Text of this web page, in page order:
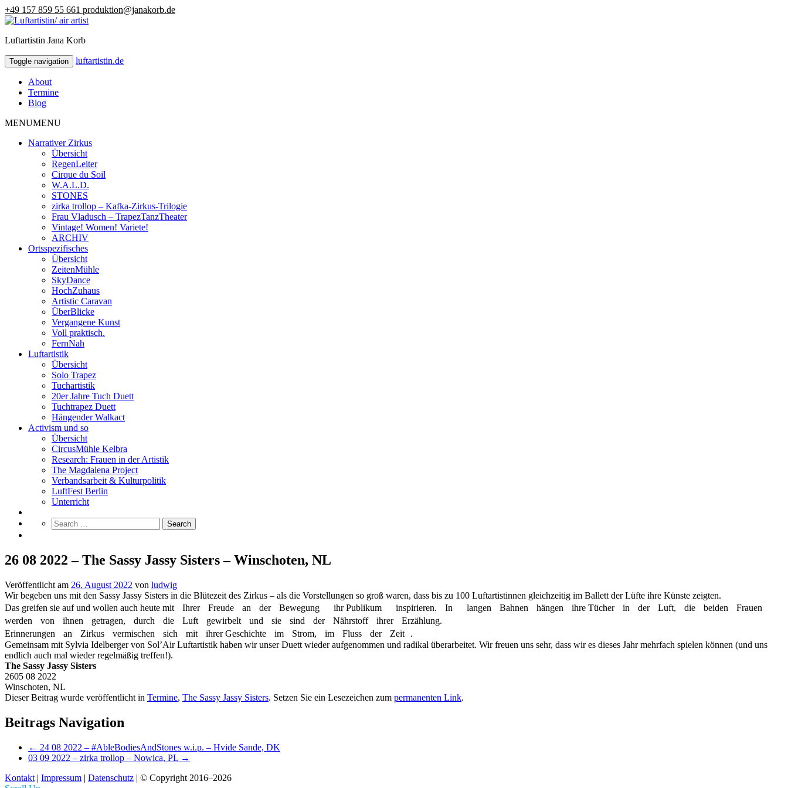
+49 157 859 55 661 produktion@janakorb.de
luftartistin.de
Luftartistin Jana Korb
Toggle navigation luftartistin.de
About
Termine
Blog
MENUMENU
Narrativer Zirkus
Übersicht
RegenLeiter
Cirque du Soil
W.A.L.D.
STONES
zirka trollop – Kafka-Zirkus-Trilogie
Frau Vladusch – TrapezTanzTheater
Vintage! Women! Variete!
ARCHIV
Ortsspezifisches
Übersicht
ZeitenMühle
SkyDance
HochZuhaus
Artistic Caravan
ÜberBlicke
Vergangene Kunst
Voll praktisch.
FernNah
Luftartistik
Übersicht
Solo Trapez
Tuchartistik
20er Jahre Tuch Duett
Tuchtrapez Duett
Hängender Walkact
Activism und so
Übersicht
CircusMühle Kelbra
Research: Frauen in der Artistik
The Magdalena Project
Verbandsarbeit & Kulturpolitik
LuftFest Berlin
Unterricht
26 08 2022 – The Sassy Jassy Sisters – Winschoten, NL
Veröffentlicht am 26. August 2022 von ludwig
Wir begeben uns mit den Sassy Jassy Sisters in die Blütezeit des Zirkus – als die Vorstellungen so groß waren, dass bis zu 100 Luftartistinnen gleichzeitig im Ballett der Lüfte ihre Künste zeigten.
Das greifen sie auf und wollen auch heute mit Ihrer Freude an der Bewegung ihr Publikum inspirieren. In langen Bahnen hängen ihre Tücher in der Luft, die beiden Frauen
werden von ihnen getragen, durch die Luft gewirbelt und sie sind der Nährstoff ihrer Erzählung.
Erinnerungen an Zirkus vermischen sich mit ihrer Geschichte im Strom, im Fluss der Zeit .
Gemeinsam mit Sylvia Idelberger von Sol’Air Luftartistik haben wir unser Duett wieder aufgenommen und radikal überarbeitet. Wir freuen uns sehr, dass wir es dieses Jahr mehrfach spielen können (und uns
endlich auch mal wieder regelmäßig treffen!).
The Sassy Jassy Sisters
2605 08 2022
Winschoten, NL
Dieser Beitrag wurde veröffentlicht in Termine, The Sassy Jassy Sisters. Setzen Sie ein Lesezeichen zum permanenten Link.
Beitrags Navigation
← 24 08 2022 – #AbleBodiesAndStones w.i.p. – Hvide Sande, DK
03 09 2022 – zirka trollop – Nowica, PL →
Kontakt | Impressum | Datenschutz | © Copyright 2016–2026